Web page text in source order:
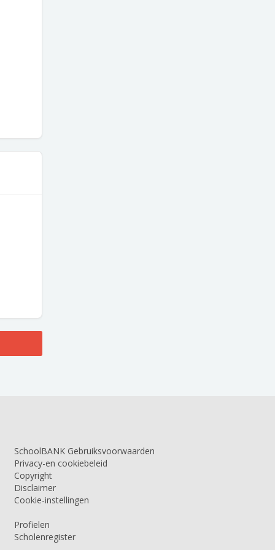
SchoolBANK Gebruiksvoorwaarden
Privacy-en cookiebeleid
Copyright
Disclaimer
Cookie-instellingen
Profielen
Scholenregister